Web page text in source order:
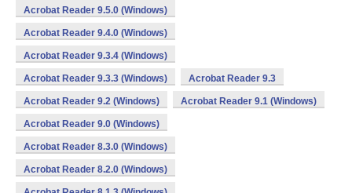
Acrobat Reader 9.5.0 (Windows)
Acrobat Reader 9.4.0 (Windows)
Acrobat Reader 9.3.4 (Windows)
Acrobat Reader 9.3.3 (Windows) Acrobat Reader 9.3
Acrobat Reader 9.2 (Windows) Acrobat Reader 9.1 (Windows)
Acrobat Reader 9.0 (Windows)
Acrobat Reader 8.3.0 (Windows)
Acrobat Reader 8.2.0 (Windows)